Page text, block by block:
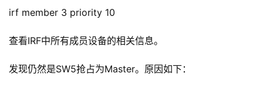
irf member 3 priority 10
查看IRF中所有成员设备的相关信息。
发现仍然是SW5抢占为Master。原因如下：